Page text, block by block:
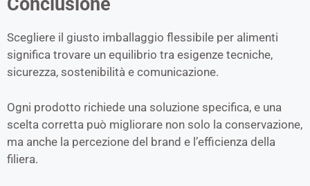
Conclusione
Scegliere il giusto imballaggio flessibile per alimenti
significa trovare un equilibrio tra esigenze tecniche,
sicurezza, sostenibilità e comunicazione.
Ogni prodotto richiede una soluzione specifica, e una
scelta corretta può migliorare non solo la conservazione,
ma anche la percezione del brand e l’efficienza della
filiera.